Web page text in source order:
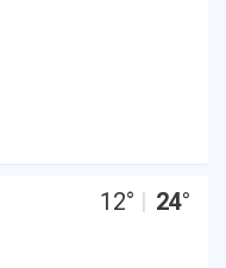
12° | 24°